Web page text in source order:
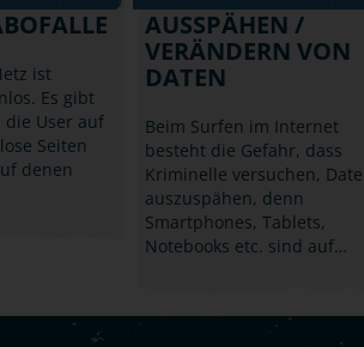
ist
Es gibt
User auf
Seiten
denen
AUSSPÄHEN /
VERÄNDERN VON
DATEN
Beim Surfen im Internet
besteht die Gefahr, dass
Kriminelle versuchen,
auszuspähen, denn
Smartphones, Tablets,
Notebooks etc. sind auf…